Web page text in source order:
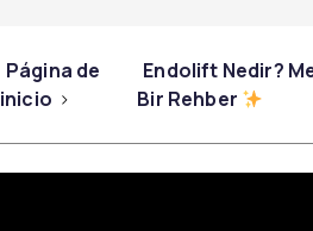
Página de
inicio
Endolift Nedir?
Bir Rehber